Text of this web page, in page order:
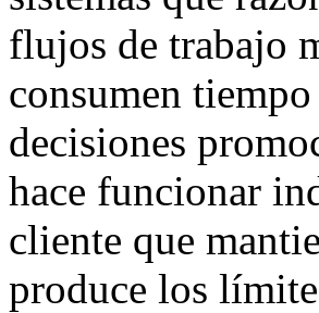
flujos de trabajo
consumen
decisiones
hace funcionar
cliente que
produce los